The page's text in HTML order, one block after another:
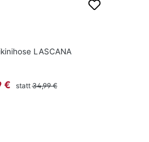
LASCANA
€ stattRegulärer Preis:
34,99 €